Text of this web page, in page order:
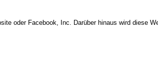
oder Facebook, Inc. Darüber hinaus wird diese